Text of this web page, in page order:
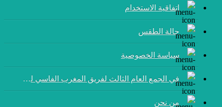
اتفاقية الاستخدام
حالة الطقس
سياسة الخصوصية
في الجمع العام الثالث لفريق المغرب الفاسي لكرة القدم:
من نحن